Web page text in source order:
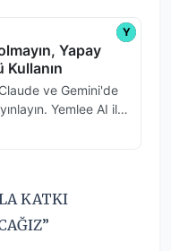
KATKI